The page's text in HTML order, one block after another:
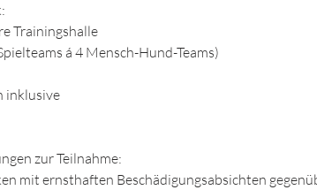
Trainingshalle
á 4 Mensch-Hund-Teams)
inklusive
zur Teilnahme:
mit ernsthaften Beschädigungsabsichten